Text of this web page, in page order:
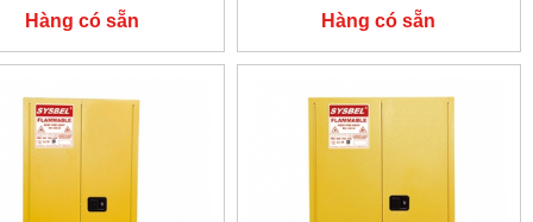
SYSBEL MODEL:
WA810451R
Hàng có sẵn
ĐÓNG,HÃNG SYSBEL MODEL:
WA810301R
Hàng có sẵn